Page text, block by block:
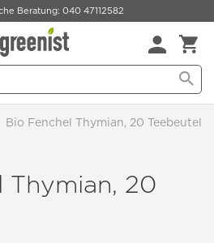
Beratung: 040 47112582
Natürlich Pflanzlich Lecker
Bio Fenchel Thymian, 20 Teebeutel
Thymian, 20